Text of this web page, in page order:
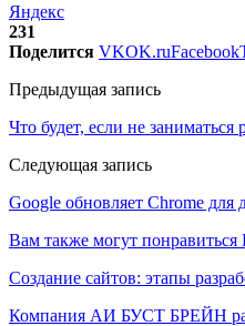
Яндекс
231
Поделится VKOK.ruFacebook
Предыдущая запись
Что будет, если не
Следующая запись
Google обновляет Chrome для
Вам также могут понравиться
Создание сайтов: этапы
Компания АИ БУСТ БРЕЙН